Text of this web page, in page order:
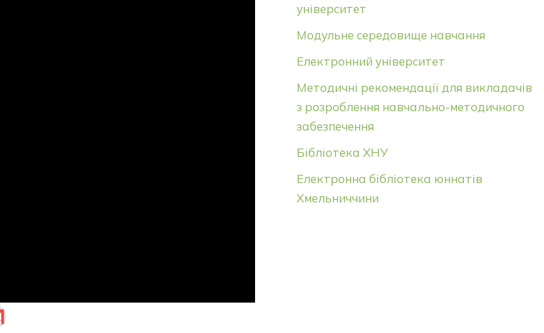
університет
Модульне середовище навчання
Електронний університет
Методичні рекомендації для викладачів
з розроблення навчально-методичного
забезпечення
Бібліотека ХНУ
Електронна бібліотека юннатів
Хмельниччини